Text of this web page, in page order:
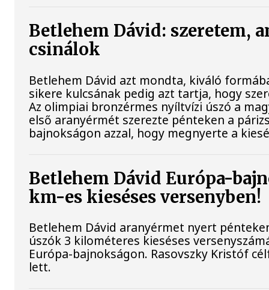
Betlehem Dávid: szeretem,
csinálok
Betlehem Dávid azt mondta, kiváló
sikere kulcsának pedig azt tartja, hogy
Az olimpiai bronzérmes nyíltvízi úszó a
első aranyérmét szerezte pénteken a
bajnokságon azzal, hogy megnyerte a
Betlehem Dávid Európa-
km-es kieséses versenyben!
Betlehem Dávid aranyérmet nyert
úszók 3 kilométeres kieséses
Európa-bajnokságon. Rasovszky Kristóf
lett.